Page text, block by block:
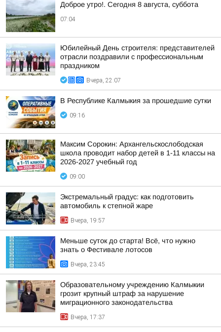
Доброе утро!. Сегодня 8 августа, суббота
07:04
Юбилейный День строителя: представителей
отрасли поздравили с профессиональным
праздником
Вчера, 22:07
В Республике Калмыкия за прошедшие сутки
09:16
Максим Сорокин: Архангельскослободская
школа проводит набор детей в 1-11 классы на
2026-2027 учебный год
09:00
Экстремальный градус: как подготовить
автомобиль к степной жаре
Вчера, 19:57
Меньше суток до старта! Всё, что нужно
знать о Фестивале лотосов
Вчера, 23:45
Образовательному учреждению Калмыкии
грозит крупный штраф за нарушение
миграционного законодательства
Вчера, 17:37